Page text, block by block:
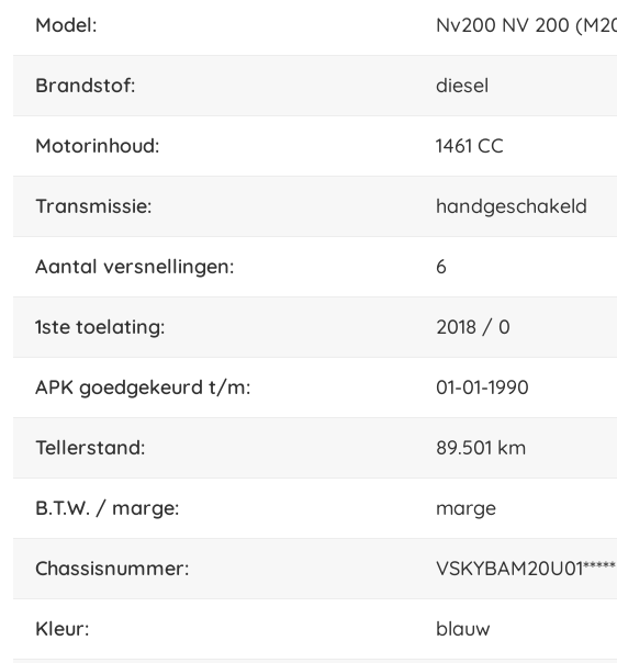
model: Nv200 NV 200
brandstof: diesel
motorinhoud: 1461 CC
transmissie: handgeschakeld
aantal versnellingen: 6
1ste toelating: 2018 / 0
APK goedgekeurd t/m: 01-01-1990
tellerstand: 89.501 km
B.T.W. / marge: marge
chassisnummer: VSKYBAM20U01*****
kleur: blauw